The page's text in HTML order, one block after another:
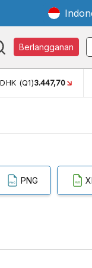
Berlangganan
(Q1)3.447,70
PNG